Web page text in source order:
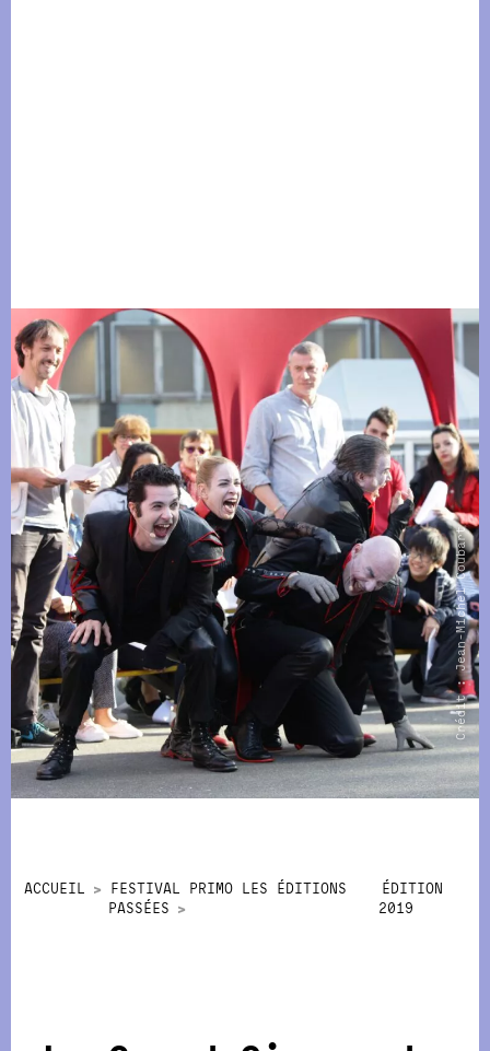
Crédit : Jean-Michel Coubart
ACCUEIL
FESTIVAL PRIMO LES ÉDITIONS
PASSÉES
ÉDITION
2019